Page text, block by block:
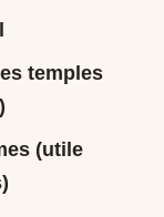
temples
(utile